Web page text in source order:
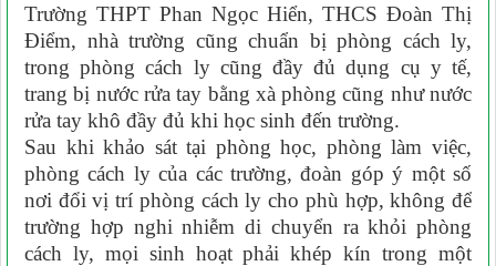
Trường THPT Phan Ngọc Hiển, THCS Đoàn Thị
Điểm, nhà trường cũng chuẩn bị phòng cách ly,
trong phòng cách ly cũng đầy đủ dụng cụ y tế,
trang bị nước rửa tay bằng xà phòng cũng như nước
rửa tay khô đầy đủ khi học sinh đến trường.
Sau khi khảo sát tại phòng học, phòng làm việc,
phòng cách ly của các trường, đoàn góp ý một số
nơi đổi vị trí phòng cách ly cho phù hợp, không để
trường hợp nghi nhiễm di chuyển ra khỏi phòng
cách ly, mọi sinh hoạt phải khép kín trong một